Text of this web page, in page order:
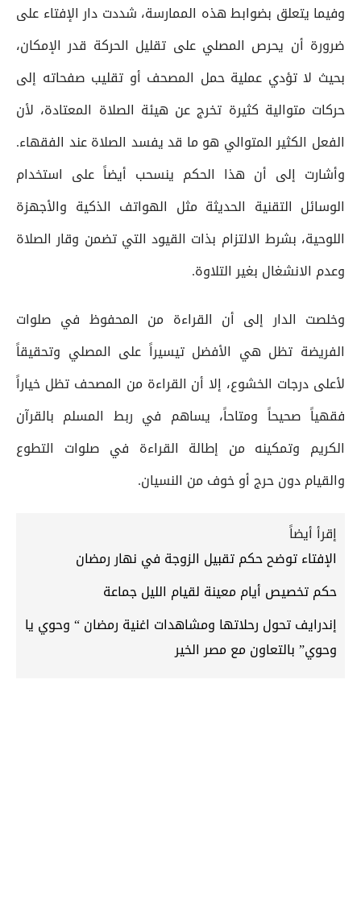
وفيما يتعلق بضوابط هذه الممارسة، شددت دار الإفتاء على
ضرورة أن يحرص المصلي على تقليل الحركة قدر الإمكان،
بحيث لا تؤدي عملية حمل المصحف أو تقليب صفحاته إلى
حركات متوالية كثيرة تخرج عن هيئة الصلاة المعتادة، لأن
الفعل الكثير المتوالي هو ما قد يفسد الصلاة عند الفقهاء.
وأشارت إلى أن هذا الحكم ينسحب أيضاً على استخدام
الوسائل التقنية الحديثة مثل الهواتف الذكية والأجهزة
اللوحية، بشرط الالتزام بذات القيود التي تضمن وقار الصلاة
وعدم الانشغال بغير التلاوة.
وخلصت الدار إلى أن القراءة من المحفوظ في صلوات
الفريضة تظل هي الأفضل تيسيراً على المصلي وتحقيقاً
لأعلى درجات الخشوع، إلا أن القراءة من المصحف تظل خياراً
فقهياً صحيحاً ومتاحاً، يساهم في ربط المسلم بالقرآن
الكريم وتمكينه من إطالة القراءة في صلوات التطوع
والقيام دون حرج أو خوف من النسيان.
إقرأ أيضاً
الإفتاء توضح حكم تقبيل الزوجة في نهار رمضان
حكم تخصيص أيام معينة لقيام الليل جماعة
إندرايف تحول رحلاتها ومشاهدات اغنية رمضان “ وحوي يا
وحوي” بالتعاون مع مصر الخير